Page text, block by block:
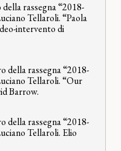
rassegna “2018-
Tellaroli. “Paola
intervento di
della rassegna “2018-
Tellaroli. “Our
Barrow.
della rassegna “2018-
Tellaroli. Elio